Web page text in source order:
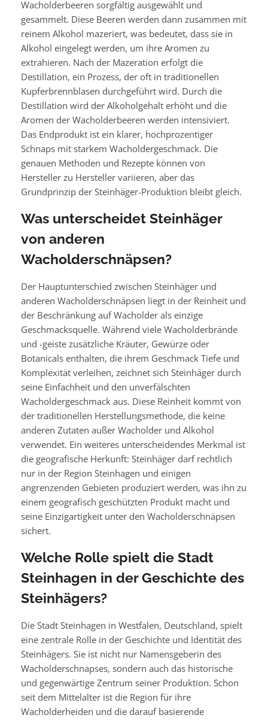
Wacholderbeeren sorgfältig ausgewählt und
gesammelt. Diese Beeren werden dann zusammen mit
reinem Alkohol mazeriert, was bedeutet, dass sie in
Alkohol eingelegt werden, um ihre Aromen zu
extrahieren. Nach der Mazeration erfolgt die
Destillation, ein Prozess, der oft in traditionellen
Kupferbrennblasen durchgeführt wird. Durch die
Destillation wird der Alkoholgehalt erhöht und die
Aromen der Wacholderbeeren werden intensiviert.
Das Endprodukt ist ein klarer, hochprozentiger
Schnaps mit starkem Wacholdergeschmack. Die
genauen Methoden und Rezepte können von
Hersteller zu Hersteller variieren, aber das
Grundprinzip der Steinhäger-Produktion bleibt gleich.
Was unterscheidet Steinhäger
von anderen
Wacholderschnäpsen?
Der Hauptunterschied zwischen Steinhäger und
anderen Wacholderschnäpsen liegt in der Reinheit und
der Beschränkung auf Wacholder als einzige
Geschmacksquelle. Während viele Wacholderbrände
und -geiste zusätzliche Kräuter, Gewürze oder
Botanicals enthalten, die ihrem Geschmack Tiefe und
Komplexität verleihen, zeichnet sich Steinhäger durch
seine Einfachheit und den unverfälschten
Wacholdergeschmack aus. Diese Reinheit kommt von
der traditionellen Herstellungsmethode, die keine
anderen Zutaten außer Wacholder und Alkohol
verwendet. Ein weiteres unterscheidendes Merkmal ist
die geografische Herkunft: Steinhäger darf rechtlich
nur in der Region Steinhagen und einigen
angrenzenden Gebieten produziert werden, was ihn zu
einem geografisch geschützten Produkt macht und
seine Einzigartigkeit unter den Wacholderschnäpsen
sichert.
Welche Rolle spielt die Stadt
Steinhagen in der Geschichte des
Steinhägers?
Die Stadt Steinhagen in Westfalen, Deutschland, spielt
eine zentrale Rolle in der Geschichte und Identität des
Steinhägers. Sie ist nicht nur Namensgeberin des
Wacholderschnapses, sondern auch das historische
und gegenwärtige Zentrum seiner Produktion. Schon
seit dem Mittelalter ist die Region für ihre
Wacholderheiden und die darauf basierende